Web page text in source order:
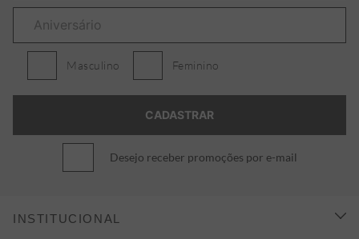
Masculino Feminino
Desejo receber promoções por e-mail
INSTITUCIONAL